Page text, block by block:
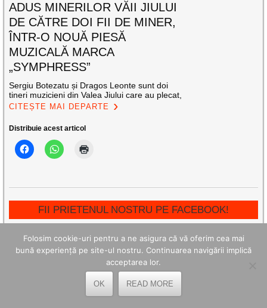
ADUS MINERILOR VĂII JIULUI
DE CĂTRE DOI FII DE MINER,
ÎNTR-O NOUĂ PIESĂ
MUZICALĂ MARCA
„SYMPHRESS”
Sergiu Botezatu și Dragos Leonte sunt doi
tineri muzicieni din Valea Jiului care au plecat,
CITEȘTE MAI DEPARTE
Distribuie acest articol
FII PRIETENUL NOSTRU PE FACEBOOK!
ARTICOLE RECENTE
de trecut și încredere pentru viitor
Folosim cookie-uri pentru a ne asigura că vă oferim cea mai
bună experiență pe site-ul nostru. Continuarea navigării implică
acceptarea lor.
OK READ MORE